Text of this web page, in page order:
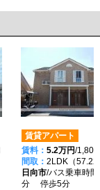
賃貸アパート
賃料： 5.2万円/1,800
間取： 2LDK（57.22
日向市/バス乗車時
分 停歩5分